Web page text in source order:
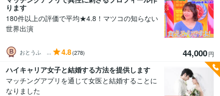
ります
180件以上の評価で平均★4.8！マツコの知らない
世界出演
おとうふ ... 4.8(278) 44,000円
ハイキャリア女子と結婚する方法を提供します
マッチングアプリを通じて女医と結婚することに
なりました